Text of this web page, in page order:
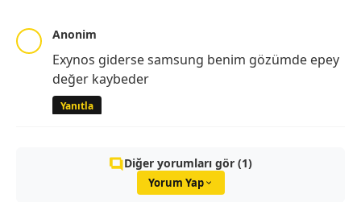
Anonim
Exynos giderse samsung benim gözümde epey
değer kaybeder
Yanıtla
Diğer yorumları gör (1)
Yorum Yap